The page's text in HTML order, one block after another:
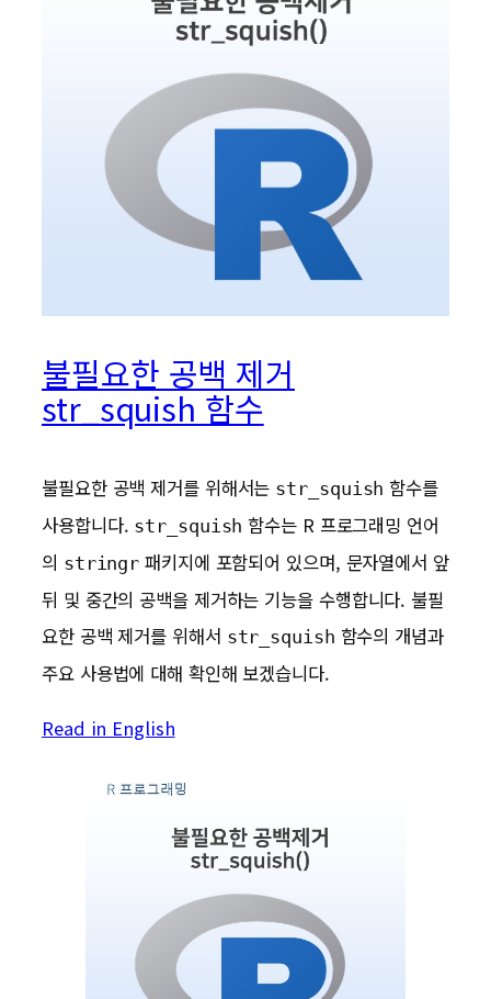
불필요한 공백 제거
str_squish 함수
불필요한 공백 제거를 위해서는 str_squish 함수를
사용합니다. str_squish 함수는 R 프로그래밍 언어
의 stringr 패키지에 포함되어 있으며, 문자열에서 앞
뒤 및 중간의 공백을 제거하는 기능을 수행합니다. 불필
요한 공백 제거를 위해서 str_squish 함수의 개념과
주요 사용법에 대해 확인해 보겠습니다.
Read in English